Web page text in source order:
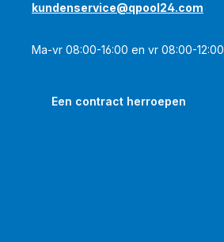
kundenservice@qpool24.com
Ma-vr 08:00-16:00 en vr 08:00-12:00
Een contract herroepen